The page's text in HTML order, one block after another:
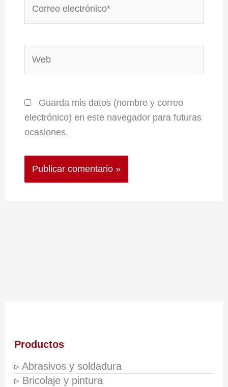
Guarda mis datos (nombre y correo
electrónico) en este navegador para futuras
ocasiones.
Productos
▹ Abrasivos y soldadura
▹ Bricolaje y pintura